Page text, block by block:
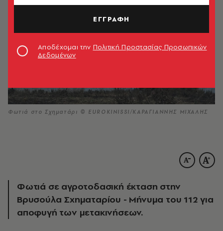
Φωτιά στο Σχηματάρι © EUROKINISSI/ΚΑΡΑΓΙΑΝΝΗΣ ΜΙΧΑΛΗΣ
Φωτιά σε αγροτοδασική έκταση στην
Βρυσούλα Σχηματαρίου - Μήνυμα του 112 για
αποφυγή των μετακινήσεων.
ΕΓΓΡΑΦΗ
Αποδέχομαι την Πολιτική Προστασίας Προσωπικών
Δεδομένων